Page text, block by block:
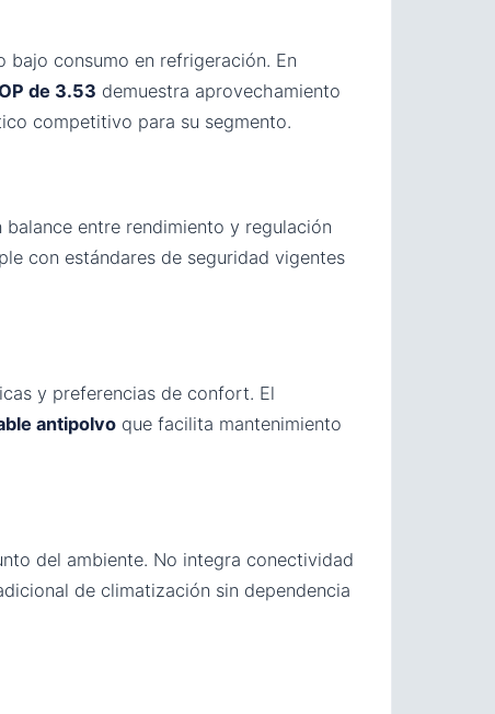
bajo consumo en refrigeración. En
de 3.53 demuestra aprovechamiento
competitivo para su segmento.
entre rendimiento y regulación
con estándares de seguridad vigentes
y preferencias de confort. El
antipolvo que facilita mantenimiento
del ambiente. No integra conectividad
de climatización sin dependencia